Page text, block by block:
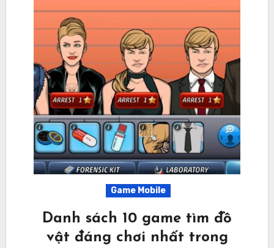
Game Mobile
Danh sách 10 game tìm đồ
vật đáng chơi nhất trong